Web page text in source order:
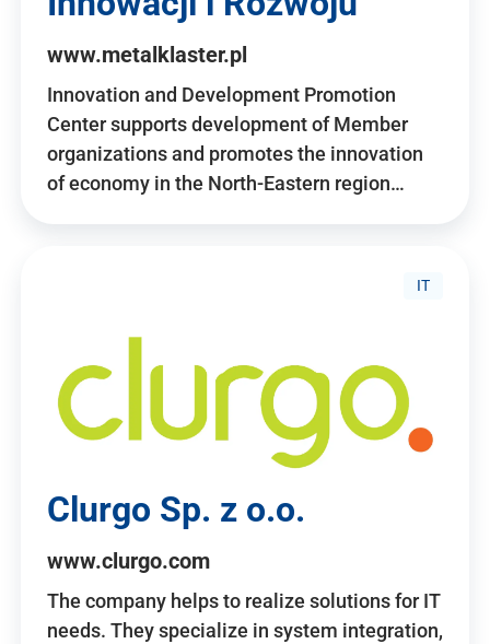
www.metalklaster.pl
Innovation and Development Promotion
Center supports development of Member
organizations and promotes the innovation
of economy in the North-Eastern region…
IT
Clurgo Sp. z o.o.
www.clurgo.com
The company helps to realize solutions for IT
needs. They specialize in system integration,